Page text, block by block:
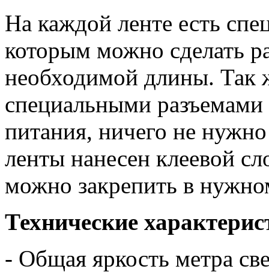
На каждой ленте есть
которым можно сделать
необходимой длины. Так
специальными
питания, ничего не
ленты нанесен клеевой
можно закрепить в
Технические
- Общая яркость метра